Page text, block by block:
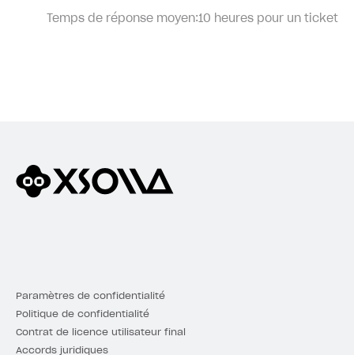
Temps de réponse moyen:10 heures pour un ticket
Paramètres de confidentialité
Politique de confidentialité
Contrat de licence utilisateur final
Accords juridiques